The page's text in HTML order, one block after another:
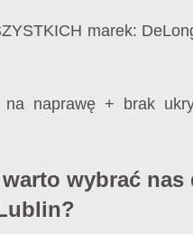
marek:
na naprawę + brak
warto wybrać